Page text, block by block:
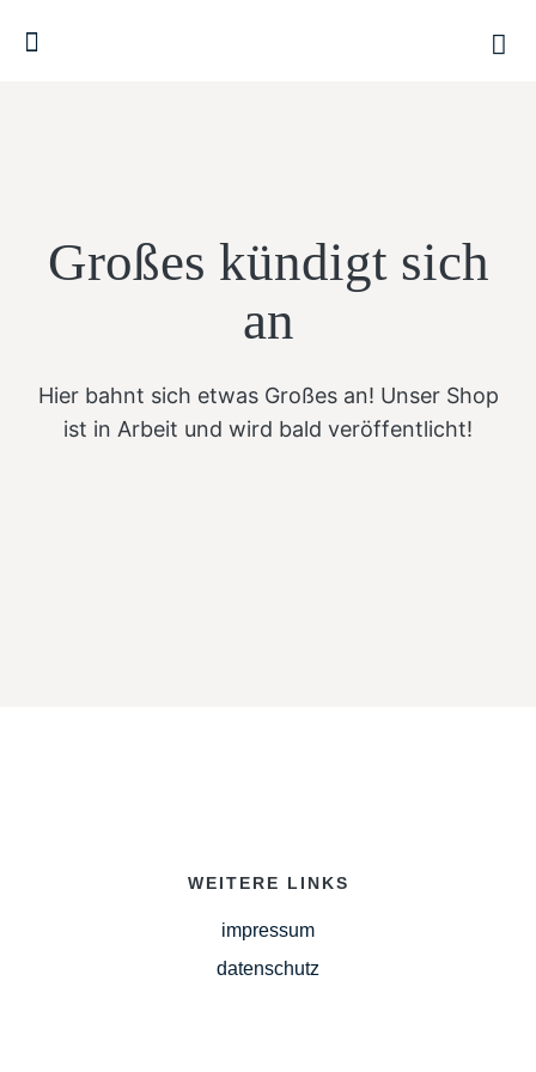
Großes kündigt sich
an
Hier bahnt sich etwas Großes an! Unser Shop
ist in Arbeit und wird bald veröffentlicht!
WEITERE LINKS
impressum
datenschutz